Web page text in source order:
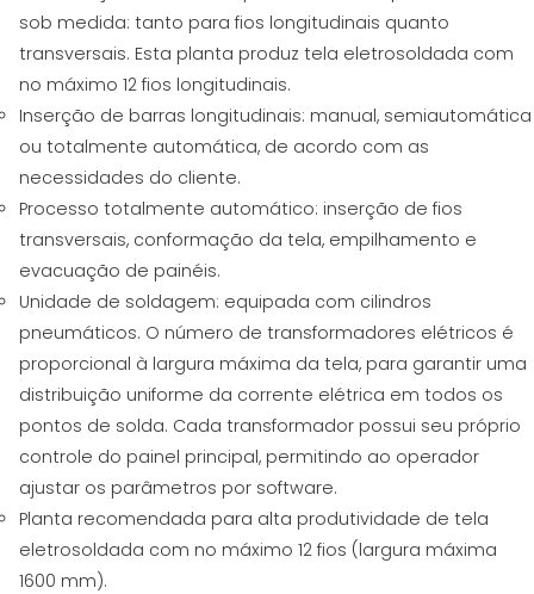
sob medida: tanto para fios longitudinais quanto
transversais. Esta planta produz tela eletrosoldada com
no máximo 12 fios longitudinais.
Inserção de barras longitudinais: manual, semiautomática
ou totalmente automática, de acordo com as
necessidades do cliente.
Processo totalmente automático: inserção de fios
transversais, conformação da tela, empilhamento e
evacuação de painéis.
Unidade de soldagem: equipada com cilindros
pneumáticos. O número de transformadores elétricos é
proporcional à largura máxima da tela, para garantir uma
distribuição uniforme da corrente elétrica em todos os
pontos de solda. Cada transformador possui seu próprio
controle do painel principal, permitindo ao operador
ajustar os parâmetros por software.
Planta recomendada para alta produtividade de tela
eletrosoldada com no máximo 12 fios (largura máxima
1600 mm).